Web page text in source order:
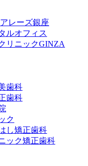
レーズ銀座
ルオフィス
リニックGINZA
歯科
歯科
ク
し矯正歯科
ック矯正歯科